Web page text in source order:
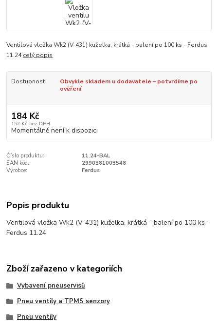
Ventilová vložka Wk2 (V-431) kuželka, krátká - balení po 100 ks - Ferdus
11.24celý popis
Dostupnost
Obvykle skladem u dodavatele – potvrdíme po
ověření
184 Kč
152 Kč bez DPH
Momentálně není k dispozici
Číslo produktu:
11.24-BAL
EAN kód:
2990381003548
Výrobce:
Ferdus
Popis produktu
Ventilová vložka Wk2 (V-431) kuželka, krátká - balení po 100 ks -
Ferdus 11.24
Zboží zařazeno v kategoriích
Vybavení pneuservisů
Pneu ventily a TPMS senzory
Pneu ventily